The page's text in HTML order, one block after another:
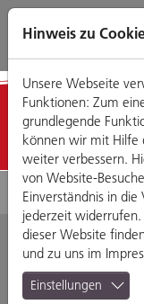
Direkt
zum
Zum
Hauptmenü
Zum
Footermenü
Zur
Website-
Friseur
Hinweis zu
Unsere Webseite
Funktionen: Zum
grundlegende
können wir mit Hilfe
weiter verbessern.
von Website-
Einverständnis in
jederzeit
dieser Website
und zu uns im
Einstellungen